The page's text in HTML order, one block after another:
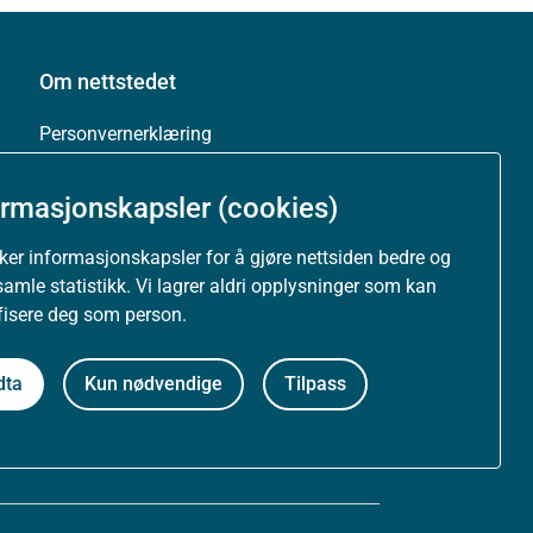
(cookies)
informasjonskapsler for å gjøre nettsiden bedre og
statistikk. Vi lagrer aldri opplysninger som kan
deg som person.
Kun nødvendige Tilpass
Om nettstedet
Personvernerklæring
Tilgjengelighetserklæring (uustatus.no)
Besøksstatistikk og informasjonskapsler
Nyhetsvarsel og abonnement
Åpne data (API)